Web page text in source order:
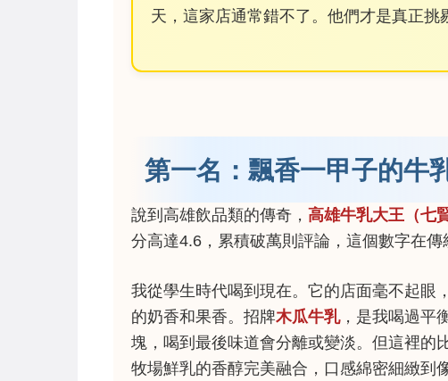
天，這家店通常錯不了。他們才是真正挑
第一名：飄香一甲子的牛
說到高雄飲品類的傳奇， 高雄牛乳大王（七
分高達4.6，累積破萬則評論，這個數字在傳
我從學生時代喝到現在。它的店面毫不起眼
的奶香和果香。招牌木瓜牛乳，是我喝過平
塊，喝到最後味道會分離或變淡。但這裡的
牧場鮮乳的香醇完美融合，口感綿密細緻到